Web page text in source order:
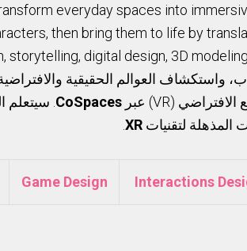
everyday spaces into
then bring them to life by
storytelling, digital design, 3D
واستكشاف العوالم الحقيقية
CoSpaces
.
المذهلة لتقنيات XR
Game Design Interactions